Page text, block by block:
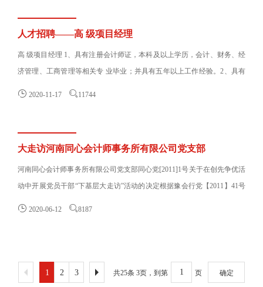
人才招聘——高 级项目经理
高 级项目经理 1、具有注册会计师证，本科及以上学历，会计、财务、经
济管理、工商管理等相关专 业毕业；并具有五年以上工作经验。2、具有
 2020-11-17  11744
大走访河南同心会计师事务所有限公司党支部
河南同心会计师事务所有限公司党支部同心党[2011]1号关于在创先争优活
动中开展党员干部“下基层大走访”活动的决定根据豫会行党【2011】41号
 2020-06-12 8187
1 2 3 共25条 3页，到第 页 确定